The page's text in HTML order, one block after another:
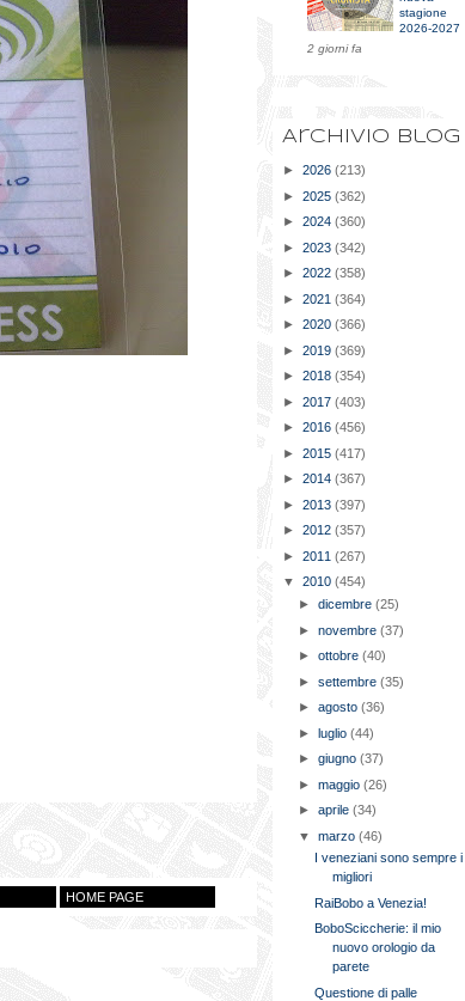
HOME PAGE
stagione
2026-2027
2 giorni fa
Archivio blog
► 2026 (213)
► 2025 (362)
► 2024 (360)
► 2023 (342)
► 2022 (358)
► 2021 (364)
► 2020 (366)
► 2019 (369)
► 2018 (354)
► 2017 (403)
► 2016 (456)
► 2015 (417)
► 2014 (367)
► 2013 (397)
► 2012 (357)
► 2011 (267)
▼ 2010 (454)
►dicembre(25)
►novembre(37)
►ottobre(40)
►settembre(35)
►agosto(36)
►luglio(44)
►giugno(37)
►maggio(26)
►aprile(34)
▼marzo(46)
I veneziani sono sempre i
migliori
RaiBobo a Venezia!
BoboSciccherie: il mio
nuovo orologio da
parete
Questione di palle